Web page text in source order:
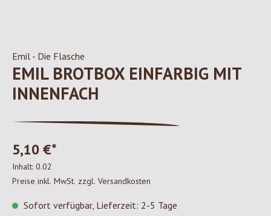
Emil - Die Flasche
EMIL BROTBOX EINFARBIG MIT
INNENFACH
5,10 €*
Inhalt: 0.02
Preise inkl. MwSt. zzgl. Versandkosten
Sofort verfügbar, Lieferzeit: 2-5 Tage